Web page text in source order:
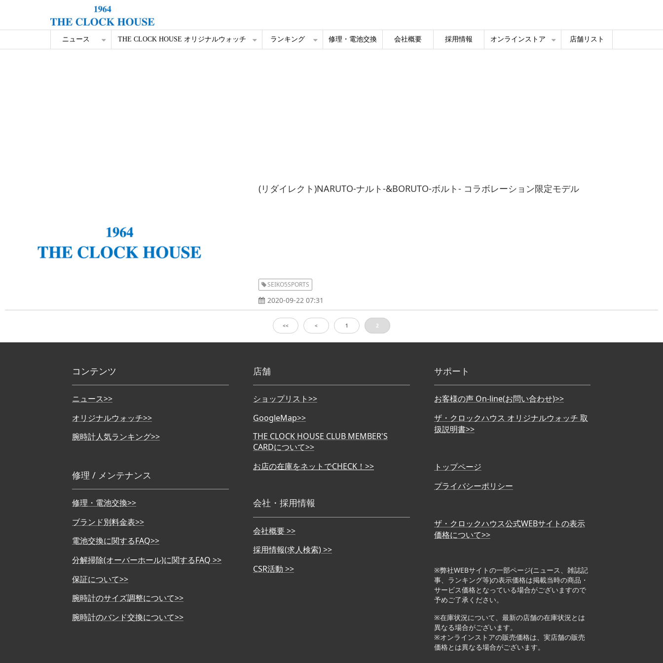
ニュース THE CLOCK HOUSE オリジナルウォッチ ランキング 修理・電池交換 会社概要 採用情報 オンラインストア 店舗リスト
(リダイレクト)NARUTO-ナルト-&BORUTO-ボルト- コラボレーション限定モデル
SEIKO5SPORTS
2020-09-22 07:31
<< < 1 2
コンテンツ
ニュース>>
オリジナルウォッチ>>
腕時計人気ランキング>>
修理 / メンテナンス
修理・電池交換>>
ブランド別料金表>>
電池交換に関するFAQ>>
分解掃除(オーバーホール)に関するFAQ >>
保証について>>
腕時計のサイズ調整について>>
腕時計のバンド交換について>>
店舗
ショップリスト>>
GoogleMap>>
THE CLOCK HOUSE CLUB MEMBER'S
CARDについて>>
お店の在庫をネットでCHECK！>>
会社・採用情報
会社概要 >>
採用情報(求人検索) >>
CSR活動 >>
サポート
お客様の声 On-line(お問い合わせ)>>
ザ・クロックハウス オリジナルウォッチ 取
扱説明書>>
トップページ
プライバシーポリシー
ザ・クロックハウス公式WEBサイトの表示
価格について>>
※弊社WEBサイトの一部ページ(ニュース、雑誌記
事、ランキング等)の表示価格は掲載当時の商品・
サービス価格となっている場合がございますので
予めご了承ください。
※在庫状況について、最新の店舗の在庫状況とは
異なる場合がございます。
※オンラインストアの販売価格は、実店舗の販売
価格とは異なる場合がございます。